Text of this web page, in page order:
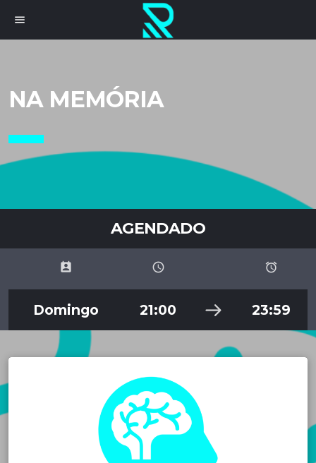
menu
NA MEMÓRIA
AGENDADO
perm_contact_calendar schedule access_alarms
Domingo 21:00 23:59